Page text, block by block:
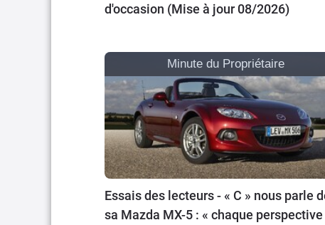
d'occasion (Mise à jour 08/2026)
Minute du Propriétaire
Essais des lecteurs - « C » nous parle
sa Mazda MX-5 : « chaque perspective